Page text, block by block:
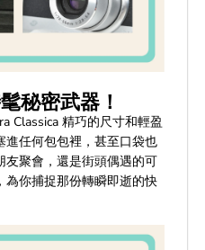
秘密武器！
Classica 精巧的尺寸和輕盈
進任何包包裡，甚至口袋也
友聚會，還是街頭偶遇的可
為你捕捉那份轉瞬即逝的快